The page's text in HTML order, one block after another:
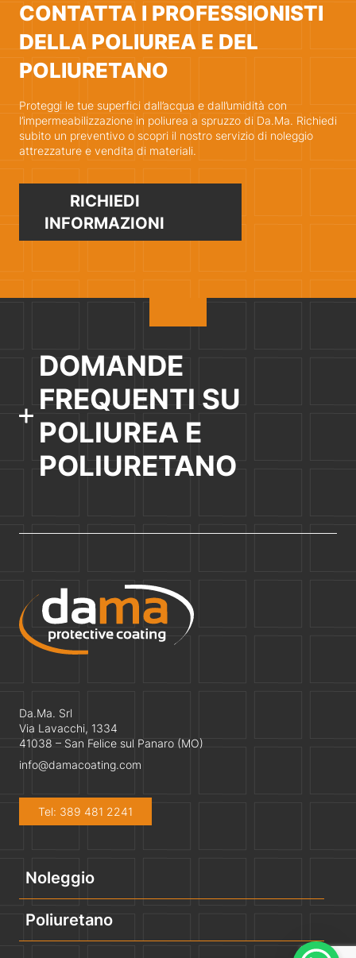
CONTATTA I PROFESSIONISTI
DELLA POLIUREA E DEL
POLIURETANO
Proteggi le tue superfici dall’acqua e dall’umidità con
l’impermeabilizzazione in poliurea a spruzzo di Da.Ma. Richiedi
subito un preventivo o scopri il nostro servizio di noleggio
attrezzature e vendita di materiali.
RICHIEDI
INFORMAZIONI
DOMANDE
FREQUENTI SU
POLIUREA E
POLIURETANO
Da.Ma. Srl
Via Lavacchi, 1334
41038 – San Felice sul Panaro (MO)
info@damacoating.com
Tel: 389 481 2241
Noleggio
Poliuretano